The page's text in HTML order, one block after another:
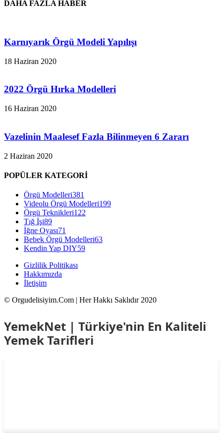
DAHA FAZLA HABER
Karnıyarık Örgü Modeli Yapılışı
18 Haziran 2020
2022 Örgü Hırka Modelleri
16 Haziran 2020
Vazelinin Maalesef Fazla Bilinmeyen 6 Zararı
2 Haziran 2020
POPÜLER KATEGORİ
Örgü Modelleri381
Videolu Örgü Modelleri199
Örgü Teknikleri122
Tığ İşi89
İğne Oyası71
Bebek Örgü Modelleri63
Kendin Yap DIY59
Gizlilik Politikası
Hakkımızda
İletişim
© Orgudelisiyim.Com | Her Hakkı Saklıdır 2020
YemekNet | Türkiye'nin En Kaliteli
Yemek Tarifleri